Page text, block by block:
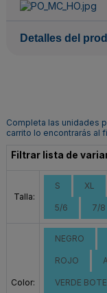
Detalles del
Completa las unidades
carrito lo encontrarás al
Filtrar lista de
Talla:
S XL
5/6 7/8
Color:
NEGRO
ROJO
VERDE